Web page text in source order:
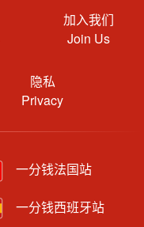
加入我们
Join Us
隐私
Privacy
一分钱法国站
一分钱西班牙站